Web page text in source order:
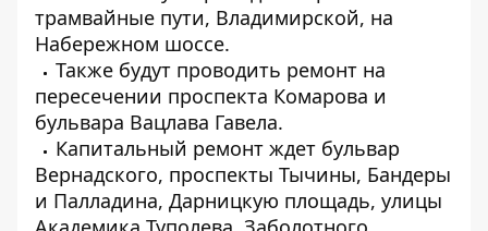
трамвайные пути, Владимирской, на
Набережном шоссе.
Также будут проводить ремонт на
пересечении проспекта Комарова и
бульвара Вацлава Гавела.
Капитальный ремонт ждет бульвар
Вернадского, проспекты Тычины, Бандеры
и Палладина, Дарницкую площадь, улицы